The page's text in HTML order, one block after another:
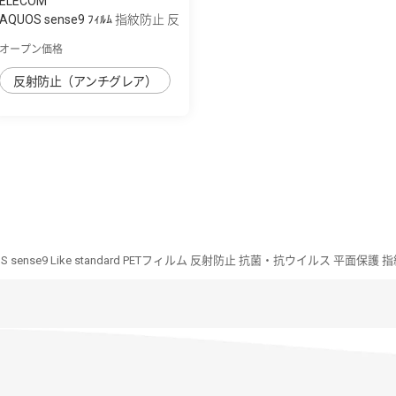
AQUOS sense9 ﾌｨﾙﾑ 指紋防止 反
オープン価格
反射防止（アンチグレア）
sense9 Like standard PETフィルム 反射防止 抗菌・抗ウイルス 平面保護